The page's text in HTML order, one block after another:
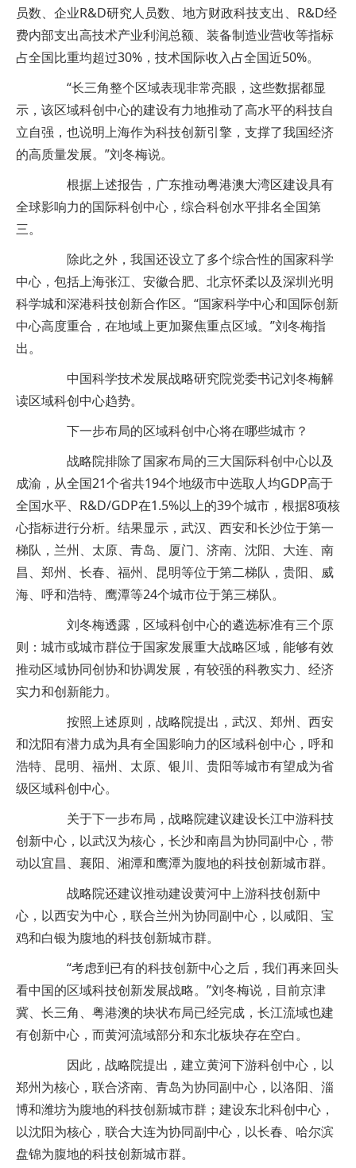
员数、企业R&D研究人员数、地方财政科技支出、R&D经
费内部支出高技术产业利润总额、装备制造业营收等指标
占全国比重均超过30%，技术国际收入占全国近50%。
“长三角整个区域表现非常亮眼，这些数据都显
示，该区域科创中心的建设有力地推动了高水平的科技自
立自强，也说明上海作为科技创新引擎，支撑了我国经济
的高质量发展。”刘冬梅说。
根据上述报告，广东推动粤港澳大湾区建设具有
全球影响力的国际科创中心，综合科创水平排名全国第
三。
除此之外，我国还设立了多个综合性的国家科学
中心，包括上海张江、安徽合肥、北京怀柔以及深圳光明
科学城和深港科技创新合作区。“国家科学中心和国际创新
中心高度重合，在地域上更加聚焦重点区域。”刘冬梅指
出。
中国科学技术发展战略研究院党委书记刘冬梅解
读区域科创中心趋势。
下一步布局的区域科创中心将在哪些城市？
战略院排除了国家布局的三大国际科创中心以及
成渝，从全国21个省共194个地级市中选取人均GDP高于
全国水平、R&D/GDP在1.5%以上的39个城市，根据8项核
心指标进行分析。结果显示，武汉、西安和长沙位于第一
梯队，兰州、太原、青岛、厦门、济南、沈阳、大连、南
昌、郑州、长春、福州、昆明等位于第二梯队，贵阳、威
海、呼和浩特、鹰潭等24个城市位于第三梯队。
刘冬梅透露，区域科创中心的遴选标准有三个原
则：城市或城市群位于国家发展重大战略区域，能够有效
推动区域协同创协和协调发展，有较强的科教实力、经济
实力和创新能力。
按照上述原则，战略院提出，武汉、郑州、西安
和沈阳有潜力成为具有全国影响力的区域科创中心，呼和
浩特、昆明、福州、太原、银川、贵阳等城市有望成为省
级区域科创中心。
关于下一步布局，战略院建议建设长江中游科技
创新中心，以武汉为核心，长沙和南昌为协同副中心，带
动以宜昌、襄阳、湘潭和鹰潭为腹地的科技创新城市群。
战略院还建议推动建设黄河中上游科技创新中
心，以西安为中心，联合兰州为协同副中心，以咸阳、宝
鸡和白银为腹地的科技创新城市群。
“考虑到已有的科技创新中心之后，我们再来回头
看中国的区域科技创新发展战略。”刘冬梅说，目前京津
冀、长三角、粤港澳的块状布局已经完成，长江流域也建
有创新中心，而黄河流域部分和东北板块存在空白。
因此，战略院提出，建立黄河下游科创中心，以
郑州为核心，联合济南、青岛为协同副中心，以洛阳、淄
博和潍坊为腹地的科技创新城市群；建设东北科创中心，
以沈阳为核心，联合大连为协同副中心，以长春、哈尔滨
盘锦为腹地的科技创新城市群。